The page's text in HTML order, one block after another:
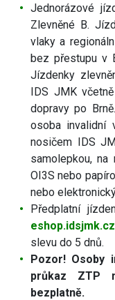
Jednorázové
Zlevněné B.
vlaky a
bez přestupu v
Jízdenky
IDS JMK
dopravy po
osoba invalidní
nosičem IDS
samolepkou,
OI3S nebo
nebo
Předplatní
eshop.idsjmk.cz
slevu do 5 dnů.
Pozor! Osoby
průkaz ZTP
bezplatně.